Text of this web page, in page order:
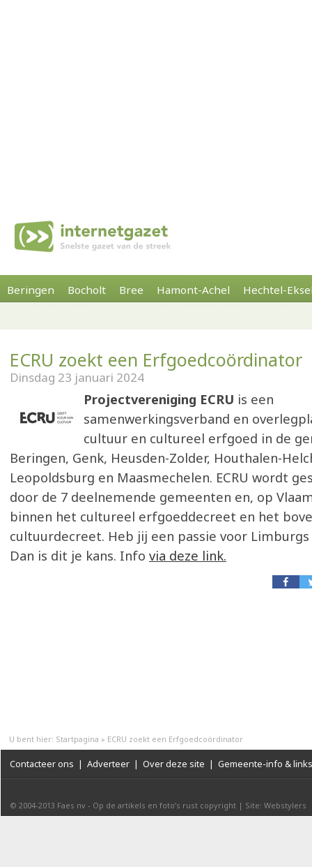
Beringen Bocholt Bree Hamont-Achel Hechtel-
ECRU zoekt een Erfgoedcoördinator
Dinsdag 23 januari 2024
Projectvereniging ECRU is een
samenwerkingsverband en
cultuur en cultureel erfgoed in de
Beringen, Genk, Heusden-Zolder, Houthalen-
Leopoldsburg en Maasmechelen. ECRU wordt
door de 7 deelnemende gemeenten en, op
binnen het cultureel erfgoeddecreet en het
cultuurdecreet. Heb jij een passie voor
Dan is dit je kans. Info via deze link.
U bent hier: Startpagina » ECRU zoekt een Erfgoedcoördinator
Contacteer ons | Adverteer | Over deze site | Gemeente-info & links
© 2004-2013 Faes nv - Op de artikels en foto’s rust copyright | Site: Webstylers